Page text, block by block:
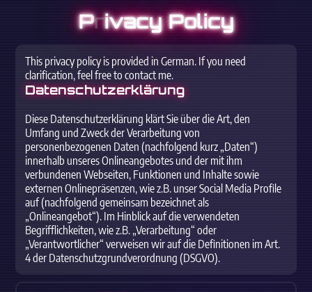
Privacy Policy
This privacy policy is provided in German. If you need
clarification, feel free to contact me.
Datenschutzerklärung
Diese Datenschutzerklärung klärt Sie über die Art, den
Umfang und Zweck der Verarbeitung von
personenbezogenen Daten (nachfolgend kurz „Daten“)
innerhalb unseres Onlineangebotes und der mit ihm
verbundenen Webseiten, Funktionen und Inhalte sowie
externen Onlinepräsenzen, wie z.B. unser Social Media Profile
auf (nachfolgend gemeinsam bezeichnet als
„Onlineangebot“). Im Hinblick auf die verwendeten
Begrifflichkeiten, wie z.B. „Verarbeitung“ oder
„Verantwortlicher“ verweisen wir auf die Definitionen im Art.
4 der Datenschutzgrundverordnung (DSGVO).